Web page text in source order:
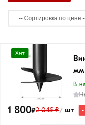
4,5
5
метра
5,5
Хит
мм
В
1 800₽2 045 ₽/ шт -